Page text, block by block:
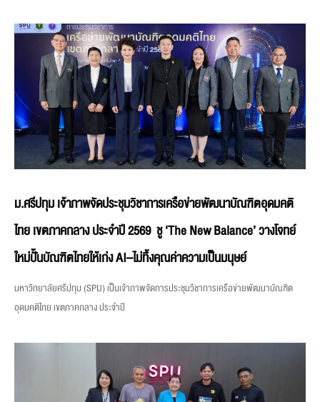
ม.ศรีปทุม เจ้าภาพจัดประชุมวิชาการเครือข่ายพัฒนาบัณฑิตอุดมคติ
ไทย เขตภาคกลาง ประจำปี 2569 ชู ‘The New Balance’ วางโจทย์
ใหม่ปั้นบัณฑิตไทยให้เก่ง AI–ไม่ทิ้งคุณค่าความเป็นมนุษย์
มหาวิทยาลัยศรีปทุม (SPU) เป็นเจ้าภาพจัดการประชุมวิชาการเครือข่ายพัฒนาบัณฑิต
อุดมคติไทย เขตภาคกลาง ประจำปี